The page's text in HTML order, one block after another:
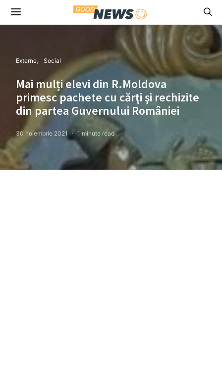
Externe Social
Mai mulți elevi din R.Moldova
primesc pachete cu cărţi şi rechizite
din partea Guvernului României
30 noiembrie 2021 1 minute read